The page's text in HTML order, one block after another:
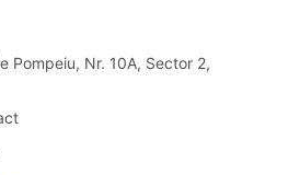
Pompeiu, Nr. 10A, Sector 2,